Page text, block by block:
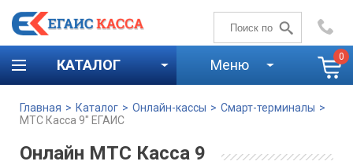
+7 (4842)59-58-00
КАТАЛОГ Меню 0
Главная > Каталог > Онлайн-кассы > Смарт-терминалы >
МТС Касса 9″ ЕГАИС
Онлайн МТС Касса 9